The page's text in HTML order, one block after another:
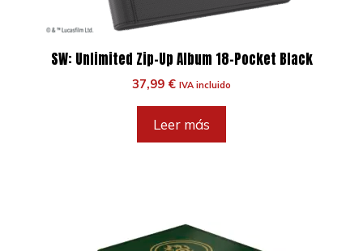
SW: Unlimited Zip-Up Album 18-Pocket Black
37,99 € IVA incluido
Leer más